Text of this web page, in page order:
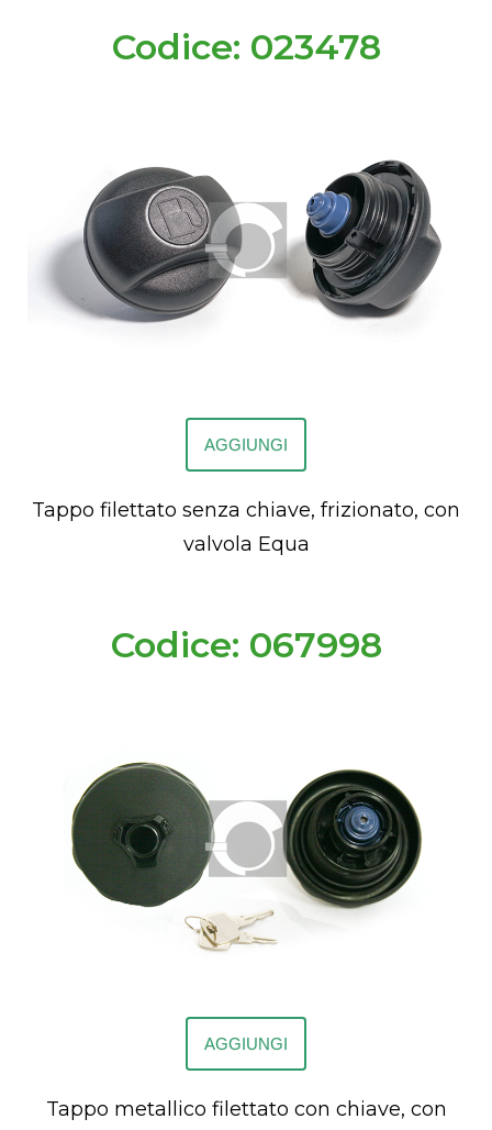
Codice: 023478
AGGIUNGI
Tappo filettato senza chiave, frizionato, con
valvola Equa
Codice: 067998
AGGIUNGI
Tappo metallico filettato con chiave, con